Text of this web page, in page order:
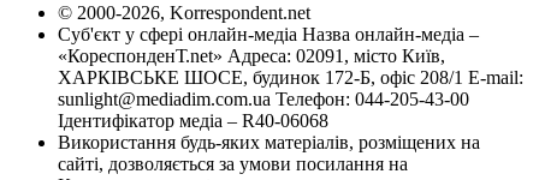
© 2000-2026, Korrespondent.net
Суб'єкт у сфері онлайн-медіа Назва онлайн-медіа –
«КореспонденТ.net» Адреса: 02091, місто Київ,
ХАРКІВСЬКЕ ШОСЕ, будинок 172-Б, офіс 208/1 E-mail:
sunlight@mediadim.com.ua Телефон: 044-205-43-00
Ідентифікатор медіа – R40-06068
Використання будь-яких матеріалів, розміщених на
сайті, дозволяється за умови посилання на